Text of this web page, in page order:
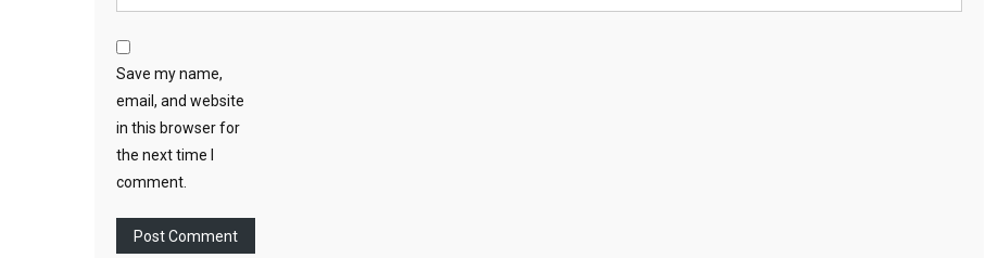
Save my name,
email, and website
in this browser for
the next time I
comment.